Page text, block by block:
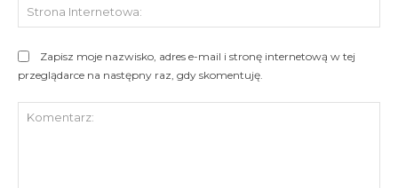
Zapisz moje nazwisko, adres e-mail i stronę internetową w tej
przeglądarce na następny raz, gdy skomentuję.